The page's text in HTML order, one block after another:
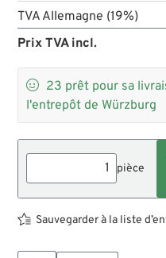
TVA Allemagne (19%)
Prix TVA incl.
 23 prêt pour sa
l'entrepôt de Würzburg
pièce
Sauvegarder à la liste